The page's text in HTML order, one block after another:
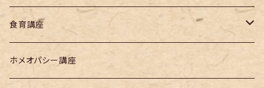
食育講座
無添加ふりかけ
ホメオパシー講座